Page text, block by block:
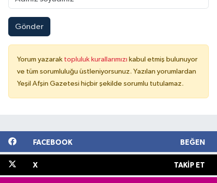
Gönder
Yorum yazarak topluluk kurallarımızı kabul etmiş bulunuyor
ve tüm sorumluluğu üstleniyorsunuz. Yazılan yorumlardan
Yeşil Afşin Gazetesi hiçbir şekilde sorumlu tutulamaz.
FACEBOOK BEĞEN
X TAKIP ET